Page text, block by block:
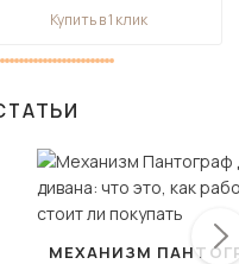
Купить в 1 клик
МЕХАНИЗМ